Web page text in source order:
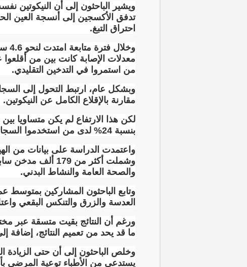
ويشير الباحثون إلى أن النيكوتين
تدفق الأكسجين إلى أنسجة العين
احتراق التبغ.
معدلات الإصابة كانت بين من أقلعوا
من استمروا في التدخين التقليدي.
مقارنة بالإقلاع الكامل عن النيكوتين.
لكن هذا الارتفاع لم يكن متساويا
بنسبة 24% لدى من استخدموا السجائر الإلكترونية مقارنة بمن توقفوا عن النيكوتين
والصحة العامة والنشاط البدني.
العدسة والزرق والتنكس البقعي
ما قد يحد من تعميم النتائج، إضافة
وخلص الباحثون إلى أن حتى
يستدعي من الأطباء توعية المرضى